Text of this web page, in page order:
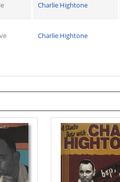
Charlie Hightone
Charlie Hightone